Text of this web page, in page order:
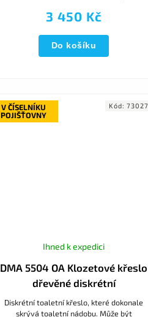
3 450 Kč
Do košíku
dozadu, protiskluzové nástavce. Toaletní
V ČÍSELNÍKU
POJIŠŤOVNY
DMA 5504 OA Klozetové křeslo
dřevěné diskrétní
Ihned k expedici
Diskrétní toaletní křeslo, které dokonale
skrývá toaletní nádobu. Může být
Kód: 73027